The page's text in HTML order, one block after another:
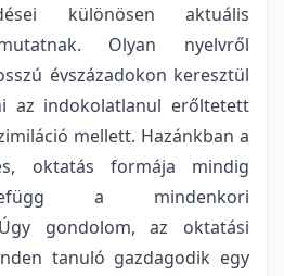
különösen aktuális
Olyan nyelvről
évszázadokon keresztül
az indokolatlanul erőltetett
mellett. Hazánkban a
oktatás formája mindig
a mindenkori
gondolom, az oktatási
tanuló gazdagodik egy